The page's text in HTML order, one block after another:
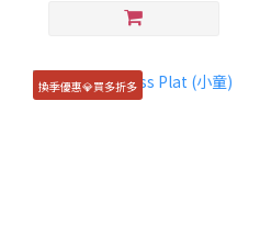
換季優惠💎買多折多